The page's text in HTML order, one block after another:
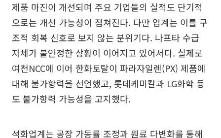
제품 마진이 개선되며 주요 기업들의 실적도 단기적
으로는 개선 가능성이 점쳐진다. 다만 업계는 이를 구
조적 회복 신호로 보지 않는 분위기다. 나프타 수급
자체가 불안정한 상황이 이어지고 있어서다. 실제로
여천NCC에 이어 한화토탈이 파라자일렌(PX) 제품에
대해 불가항력을 선언했고, 롯데케미칼과 LG화학 등
도 불가항력 가능성을 고지했다.
석화업계는 공장 가동률 조정과 원료 다변화를 통해